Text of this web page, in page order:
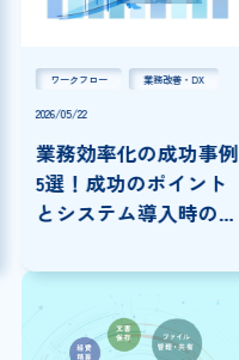
ワークフロー 業務改善・DX
2026/05/22
業務効率化の成功事例
5選！成功のポイント
とシステム導入時の注